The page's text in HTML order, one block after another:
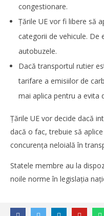
Cushman & Wakefield
S1
Redacția
congestionare.
Țările UE vor fi libere să
categorii de vehicule. De
autobuzele.
Dacă transportul rutier
tarifare a emisiilor de
mai aplica pentru a evita
Țările UE vor decide dacă
dacă o fac, trebuie să
concurența neloială în
Statele membre au la
noile norme în legislația